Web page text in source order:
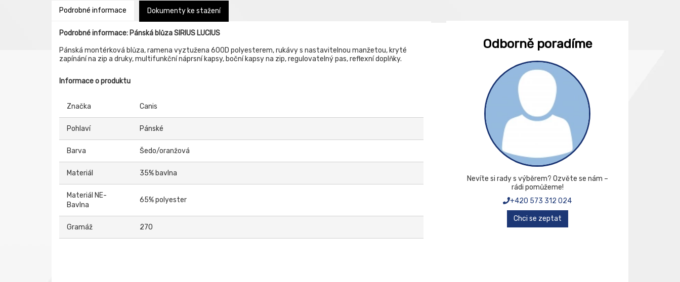
Podrobné informace Dokumenty ke stažení
Podrobné informace: Pánská blůza SIRIUS LUCIUS
Pánská montérková blůza, ramena vyztužena 600D polyesterem, rukávy s nastavitelnou manžetou, kryté
zapínání na zip a druky, multifunkční náprsní kapsy, boční kapsy na zip, regulovatelný pas, reflexní doplňky.
Informace o produktu
Značka Canis
Pohlaví Pánské
Barva Šedo/oranžová
Materiál 35% bavlna
Materiál NE-
Bavlna
65% polyester
Gramáž 270
Odborně poradíme
Nevíte si rady s výběrem? Ozvěte se nám –
rádi pomůžeme!
+420 573 312 024
Chci se zeptat